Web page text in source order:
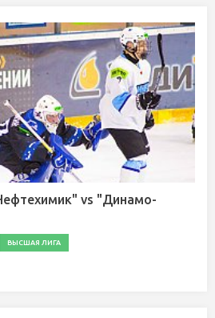
vs "Динамо-
ВЫСШАЯ ЛИГА